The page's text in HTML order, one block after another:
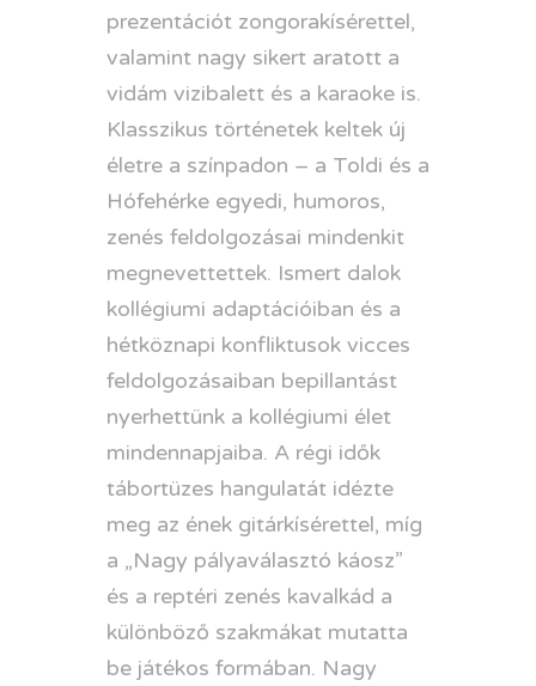
prezentációt zongorakísérettel,
valamint nagy sikert aratott a
vidám vizibalett és a karaoke is.
Klasszikus történetek keltek új
életre a színpadon – a Toldi és a
Hófehérke egyedi, humoros,
zenés feldolgozásai mindenkit
megnevettettek. Ismert dalok
kollégiumi adaptációiban és a
hétköznapi konfliktusok vicces
feldolgozásaiban bepillantást
nyerhettünk a kollégiumi élet
mindennapjaiba. A régi idők
tábortüzes hangulatát idézte
meg az ének gitárkísérettel, míg
a „Nagy pályaválasztó káosz”
és a reptéri zenés kavalkád a
különböző szakmákat mutatta
be játékos formában. Nagy